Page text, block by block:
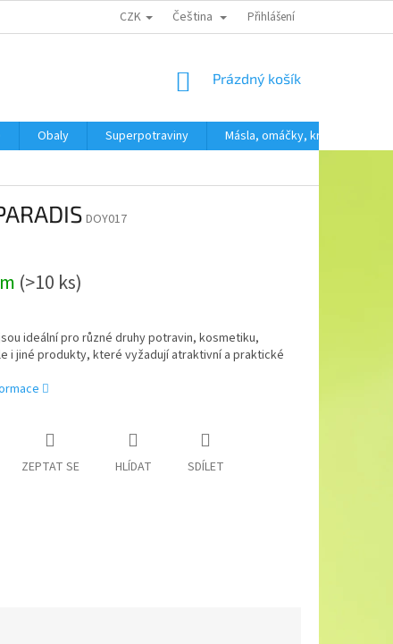
ÚDAJŮ CZK Čeština Přihlášení
NÁKUPNÍ
Prázdný košík
Obaly Superpotraviny Másla, omáčky, krémy
DOY017
(>10 ks)
ideální pro různé druhy potravin, kosmetiku,
i jiné produkty, které vyžadují atraktivní a praktické
ZEPTAT SE HLÍDAT SDÍLET